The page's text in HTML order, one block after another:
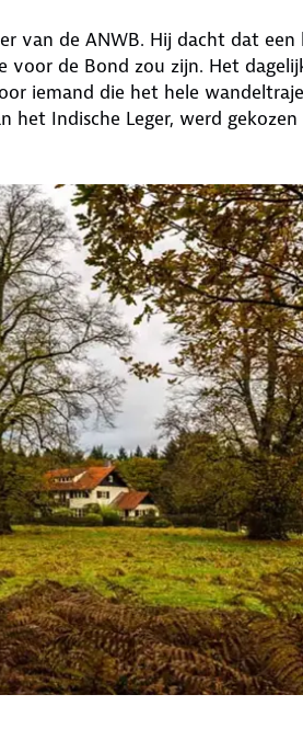
van de ANWB. Hij dacht dat een
de Bond zou zijn. Het
iemand die het hele
het Indische Leger, werd